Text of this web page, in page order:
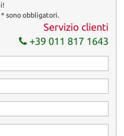
sono obbligatori.
Servizio clienti
+39 011 817 1643